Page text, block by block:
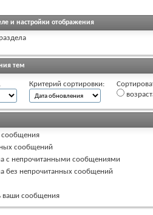
и настройки отображения
тем
Критерий сортировки:
сообщения
сообщений
с непрочитанными сообщениями
без непрочитанных сообщений
ваши сообщения